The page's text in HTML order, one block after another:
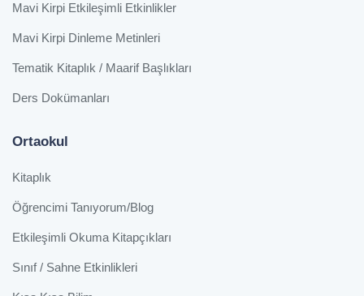
Mavi Kirpi Etkileşimli Etkinlikler
Mavi Kirpi Dinleme Metinleri
Tematik Kitaplık / Maarif Başlıkları
Ders Dokümanları
Ortaokul
Kitaplık
Öğrencimi Tanıyorum/Blog
Etkileşimli Okuma Kitapçıkları
Sınıf / Sahne Etkinlikleri